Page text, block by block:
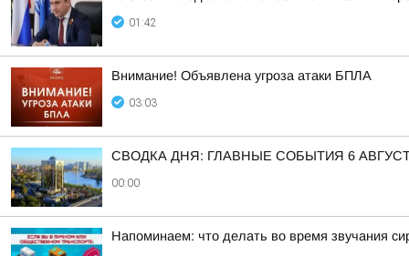
01:42
Внимание! Объявлена угроза атаки БПЛА
03:03
СВОДКА ДНЯ: ГЛАВНЫЕ СОБЫТИЯ 6
00:00
Напоминаем: что делать во время звучания